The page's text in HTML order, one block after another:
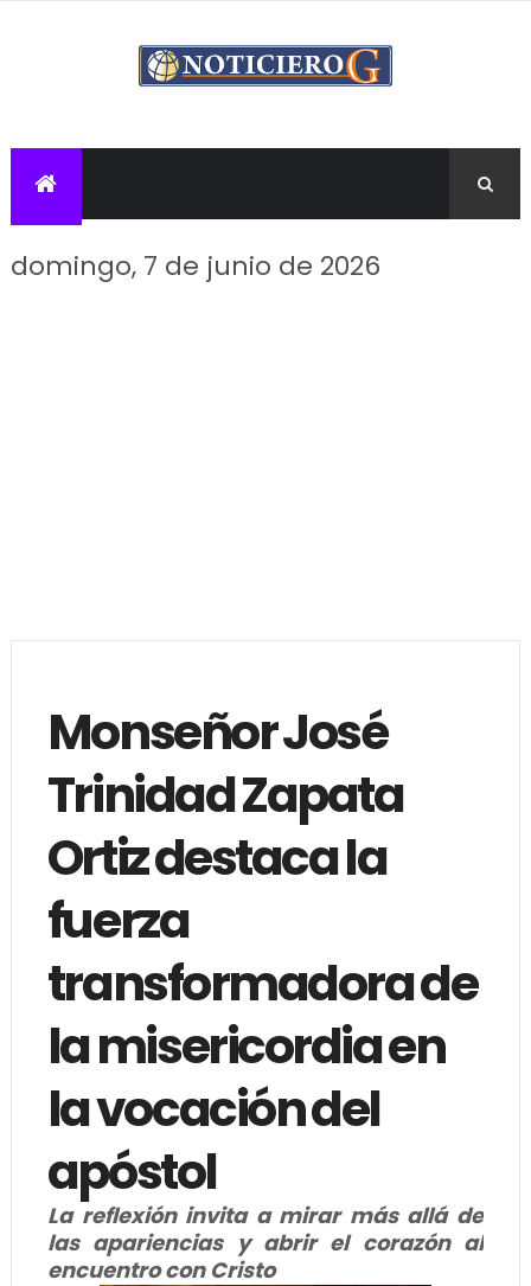
domingo, 7 de junio de 2026
Monseñor José
Trinidad Zapata
Ortiz destaca la
fuerza
transformadora de
la misericordia en
la vocación del
apóstol
La reflexión invita a mirar más allá de
las apariencias y abrir el corazón al
encuentro con Cristo